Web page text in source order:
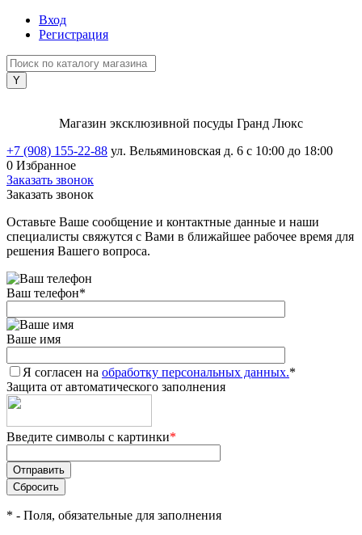
Вход
Регистрация
Магазин эксклюзивной посуды Гранд Люкс
+7 (908) 155-22-88 ул. Вельяминовская д. 6 с 10:00 до 18:00
0 Избранное
Заказать звонок
Заказать звонок
Оставьте Ваше сообщение и контактные данные и наши
специалисты свяжутся с Вами в ближайшее рабочее время для
решения Вашего вопроса.
Ваш телефон*
Ваше имя
Я согласен на обработку персональных данных.*
Защита от автоматического заполнения
Введите символы с картинки*
* - Поля, обязательные для заполнения